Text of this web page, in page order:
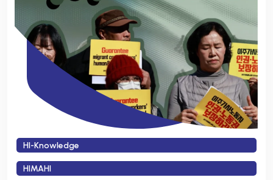
HI-Knowledge
HIMAHI